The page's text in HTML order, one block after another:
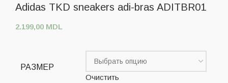
Adidas TKD sneakers adi-bras ADITBR01
2.199,00 MDL
РАЗМЕР
Очистить